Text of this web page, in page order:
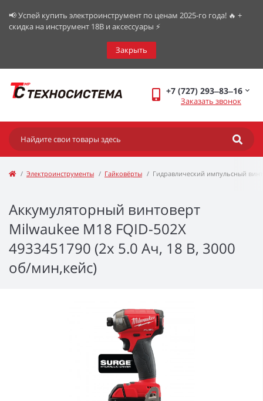
📢 Успей купить электроинструмент по ценам 2025-го года! 🔥 +
скидка на инструмент 18В и аксессуары ⚡️
Закрыть
+7 (727) 293‒83‒16
Заказать звонок
Электроинструменты Гайковёрты Гидравлический импульсный
Аккумуляторный винтоверт
Milwaukee M18 FQID-502X
4933451790 (2x 5.0 Ач, 18 В, 3000
об/мин,кейс)